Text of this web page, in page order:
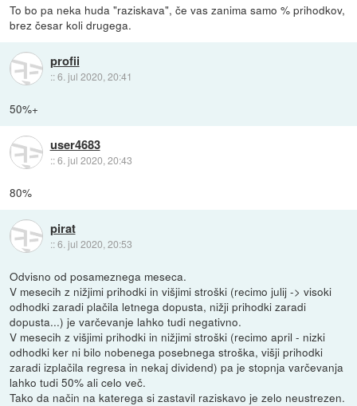
To bo pa neka huda "raziskava", če vas zanima samo % prihodkov,
brez česar koli drugega.
profii
::6. jul 2020, 20:41
50%+
user4683
::6. jul 2020, 20:43
80%
pirat
::6. jul 2020, 20:53
Odvisno od posameznega meseca.
V mesecih z nižjimi prihodki in višjimi stroški (recimo julij -> visoki
odhodki zaradi plačila letnega dopusta, nižji prihodki zaradi
dopusta...) je varčevanje lahko tudi negativno.
V mesecih z višjimi prihodki in nižjimi stroški (recimo april - nizki
odhodki ker ni bilo nobenega posebnega stroška, višji prihodki
zaradi izplačila regresa in nekaj dividend) pa je stopnja varčevanja
lahko tudi 50% ali celo več.
Tako da način na katerega si zastavil raziskavo je zelo neustrezen.